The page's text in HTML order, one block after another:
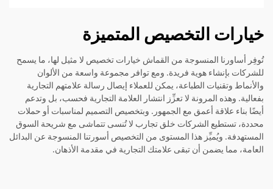
خيارات التخصيص المتميزة
تُوفِر أساورنا المنسوجة من القماش خيارات تخصيص لا مثيل لها، ما يسمح
للشركات بإنشاء هوية فريدة. ومع توافر مجموعة واسعة من الألوان
والأنماط وتقنيات الطباعة، يمكن للعملاء إيصال رسالة علامتهم التجارية
بفعالية. وهذه المرونة لا تعزِّز انتشار العلامة التجارية فحسب، بل وتدعم
أيضًا بناء علاقة أعمق مع الجمهور. وبتخصيص التصميم لمناسبات أو حملات
محددة، تستطيع الشركات خلق تجارب لا تُنسى تتماشى مع شريحة السوق
المستهدفة. ويُميِّز هذا المستوى من التخصيص أسورتنا المنسوجة عن البدائل
العامة، مما يضمن أن تبقى علامتك التجارية في مقدمة الأذهان.